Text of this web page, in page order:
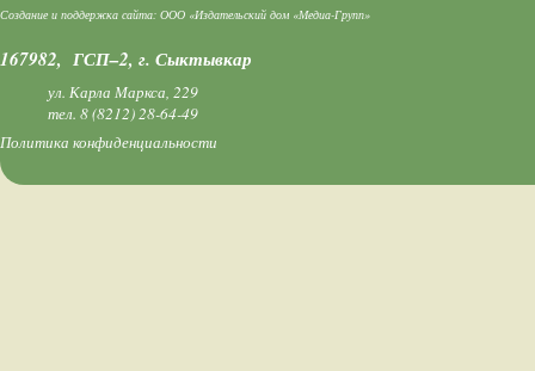
Создание и поддержка сайта: ООО «Издательский дом «Медиа-Групп»
167982, ГСП–2, г. Сыктывкар
ул. Карла Маркса, 229
тел. 8 (8212) 28-64-49
Политика конфиденциальности